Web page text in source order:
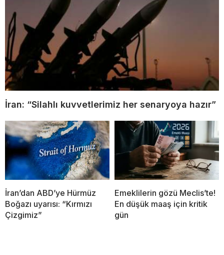
İran: “Silahlı kuvvetlerimiz her senaryoya hazır”
İran’dan ABD’ye Hürmüz
Boğazı uyarısı: “Kırmızı
Çizgimiz”
Emeklilerin gözü Meclis’te!
En düşük maaş için kritik
gün